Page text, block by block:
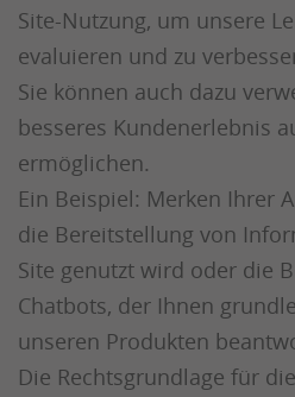
Site-Nutzung, um unsere
evaluieren und zu
Sie können auch dazu
besseres Kundenerlebnis
ermöglichen.
Ein Beispiel: Merken Ihrer
die Bereitstellung von
Site genutzt wird oder die
Chatbots, der Ihnen
unseren Produkten
Die Rechtsgrundlage für